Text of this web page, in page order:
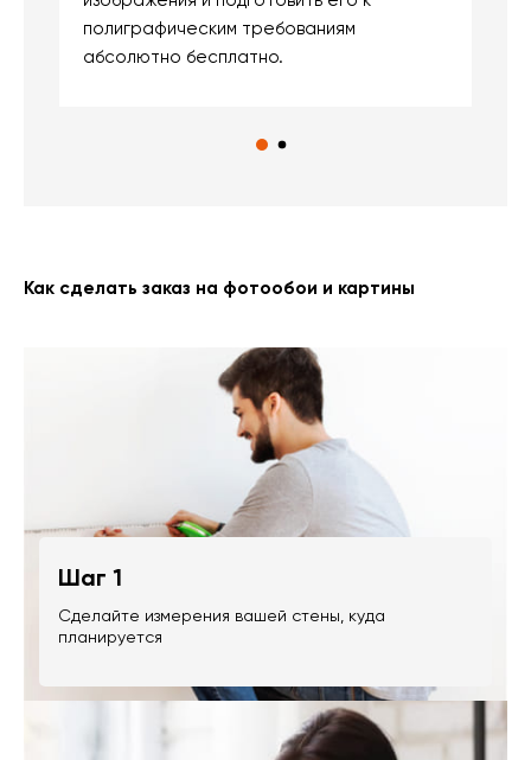
полиграфическим требованиям
абсолютно бесплатно.
Как сделать заказ на фотообои и картины
Шаг 1
Сделайте измерения вашей стены, куда
планируется